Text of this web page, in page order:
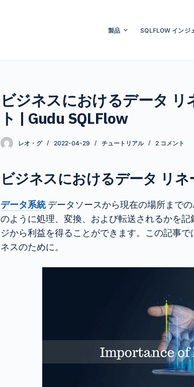
製品 SQLFLOW インジ
ビジネスにおけるデータ リ
ト | Gudu SQLFlow
レオ・グ 2022-04-29 チュートリアル 2 コメント
ビジネスにおけるデータ リ
データ系統データソースから現在の場所まで
のように処理、変換、および転送されるかを
ジから利益を得ることができます。この記事で
ネスのために。